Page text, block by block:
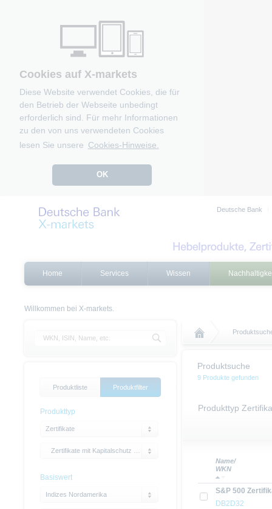
Cookies auf X-markets
Diese Website verwendet Cookies, die für
den Betrieb der Webseite unbedingt
erforderlich sind. Für mehr Informationen
zu den von uns verwendeten Cookies
lesen Sie unsere Cookies-Hinweise.
OK
Deutsche Bank
Home Services Wissen
Willkommen bei X-markets.
Produktsuche
9 Produkte gefunden
Produkttyp
Name/
WKN
S&P 500
DB2D32
Produktliste Produktfilter
Produkttyp
Zertifikate
Basiswert
Indizes Nordamerika